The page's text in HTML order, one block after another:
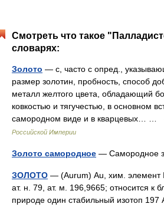
Смотреть что такое
словарях:
Золото — с, часто с опред.,
размер золотин, пробность, способ
металл желтого цвета, обладающий
ковкостью и тягучестью, в основном
самородном виде и в кварцевых… …
Российской Империи
Золото самородное — Самородное
ЗОЛОТО — (Aurum) Au, хим. элемент
ат. н. 79, ат. м. 196,9665; относится к
природе один стабильный изотоп